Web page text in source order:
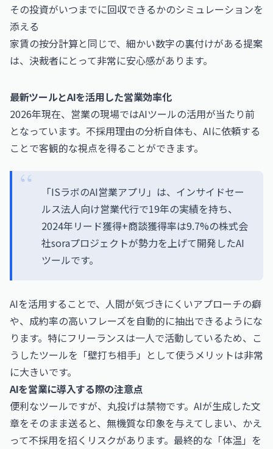
その投資がいつまでに回収できるかのシミュレーションを
添える
家賃の按分計算と同じで、細かい数字の裏付けがある提案
は、決裁者にとって非常に安心感があります。
最新ツールとAIを活用した営業効率化
2026年現在、営業の現場ではAIツールの活用が当たり前
となっています。不採用理由の分析自体も、AIに依頼する
ことで客観的な視点を得ることができます。
「ISラボのAI営業アプリ」は、インサイドセー
ルス法人向け営業代行で19年の実績を持ち、
2024年リード獲得+商談獲得率は9.7%の株式会
社soraプロジェクトが勢力を上げて開発したAI
ツールです。
AIを活用することで、人間が気づきにくいアプローチの癖
や、成約率の高いフレーズを自動的に抽出できるようにな
ります。特にフリーランスは一人で活動しているため、こ
うしたツールを「壁打ち相手」として使うメリットは非常
に大きいです。
AIを営業に導入する際の注意点
便利なツールですが、丸投げは禁物です。AIが生成した文
章をそのまま送ると、無機質な印象を与えてしまい、かえ
って不採用を招くリスクがあります。最終的な「体温」を